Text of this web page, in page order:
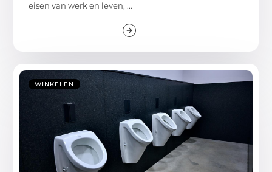
eisen van werk en leven, ...
WINKELEN